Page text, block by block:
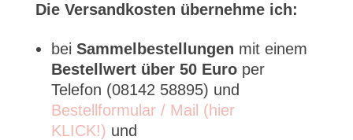
Die Versandkosten übernehme ich:
bei Sammelbestellungen mit einem
Bestellwert über 50 Euro per
Telefon (08142 58895) und
Bestellformular / Mail (hier
KLICK!) und